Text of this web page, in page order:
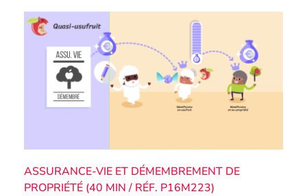
ASSURANCE-VIE ET DÉMEMBREMENT DE
PROPRIÉTÉ (40 MIN / RÉF. P16M223)